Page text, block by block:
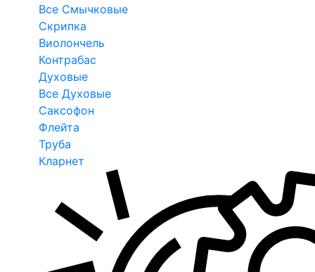
Все Смычковые
Скрипка
Виолончель
Контрабас
Духовые
Все Духовые
Саксофон
Флейта
Труба
Кларнет